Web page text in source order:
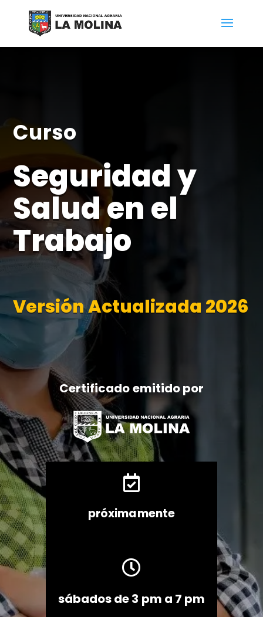
Curso
Seguridad y
Salud en el
Trabajo
Versión Actualizada 2026
Certificado emitido por

próximamente

sábados de 3 pm a 7 pm